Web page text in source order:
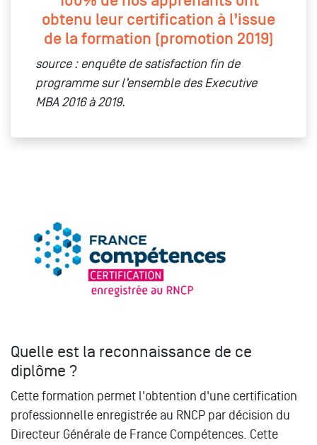
obtenu leur certification à l’issue
de la formation (promotion 2019)
source : enquête de satisfaction fin de
programme sur l’ensemble des Executive
MBA 2016 à 2019.
Quelle est la reconnaissance de ce
diplôme ?
Cette formation permet l'obtention d'une certification
professionnelle enregistrée au RNCP par décision du
Directeur Générale de France Compétences. Cette